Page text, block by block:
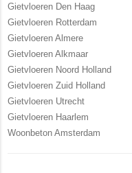
Gietvloeren Den Haag
Gietvloeren Rotterdam
Gietvloeren Almere
Gietvloeren Alkmaar
Gietvloeren Noord Holland
Gietvloeren Zuid Holland
Gietvloeren Utrecht
Gietvloeren Haarlem
Woonbeton Amsterdam